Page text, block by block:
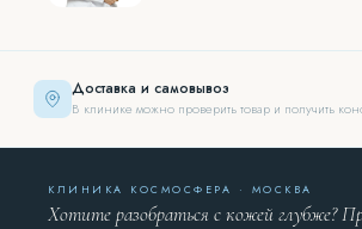
Доставка и самовывоз
В клинике можно проверить товар и получить
КЛИНИКА КОСМОСФЕРА · МОСКВА
Хотите разобраться с кожей глубже?